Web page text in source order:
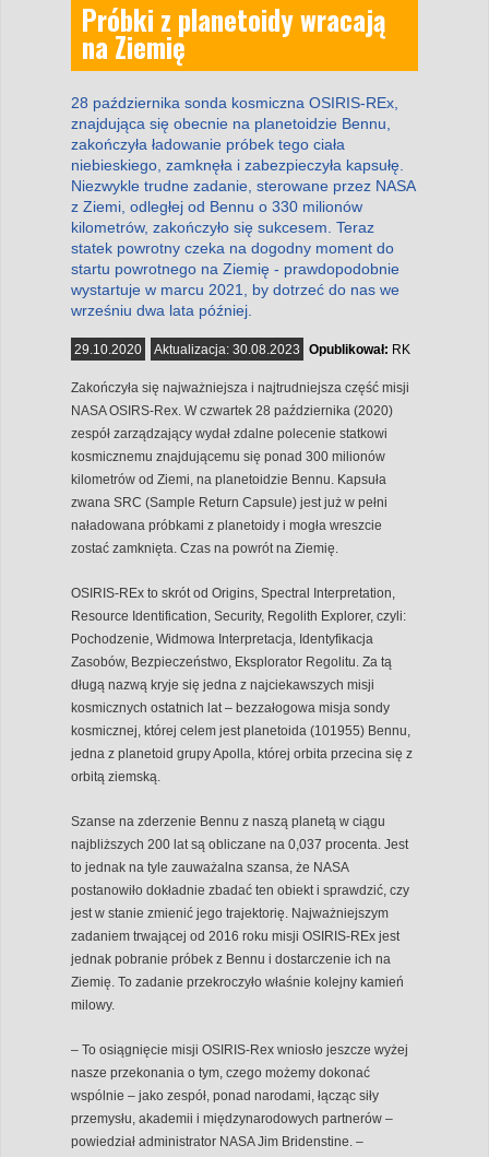
Próbki z planetoidy wracają
na Ziemię
28 października sonda kosmiczna OSIRIS-REx,
znajdująca się obecnie na planetoidzie Bennu,
zakończyła ładowanie próbek tego ciała
niebieskiego, zamknęła i zabezpieczyła kapsułę.
Niezwykle trudne zadanie, sterowane przez NASA
z Ziemi, odległej od Bennu o 330 milionów
kilometrów, zakończyło się sukcesem. Teraz
statek powrotny czeka na dogodny moment do
startu powrotnego na Ziemię - prawdopodobnie
wystartuje w marcu 2021, by dotrzeć do nas we
wrześniu dwa lata później.
29.10.2020 Aktualizacja: 30.08.2023 Opublikował: RK
Zakończyła się najważniejsza i najtrudniejsza część misji
NASA OSIRS-Rex. W czwartek 28 października (2020)
zespół zarządzający wydał zdalne polecenie statkowi
kosmicznemu znajdującemu się ponad 300 milionów
kilometrów od Ziemi, na planetoidzie Bennu. Kapsuła
zwana SRC (Sample Return Capsule) jest już w pełni
naładowana próbkami z planetoidy i mogła wreszcie
zostać zamknięta. Czas na powrót na Ziemię.
OSIRIS-REx to skrót od Origins, Spectral Interpretation,
Resource Identification, Security, Regolith Explorer, czyli:
Pochodzenie, Widmowa Interpretacja, Identyfikacja
Zasobów, Bezpieczeństwo, Eksplorator Regolitu. Za tą
długą nazwą kryje się jedna z najciekawszych misji
kosmicznych ostatnich lat – bezzałogowa misja sondy
kosmicznej, której celem jest planetoida (101955) Bennu,
jedna z planetoid grupy Apolla, której orbita przecina się z
orbitą ziemską.
Szanse na zderzenie Bennu z naszą planetą w ciągu
najbliższych 200 lat są obliczane na 0,037 procenta. Jest
to jednak na tyle zauważalna szansa, że NASA
postanowiło dokładnie zbadać ten obiekt i sprawdzić, czy
jest w stanie zmienić jego trajektorię. Najważniejszym
zadaniem trwającej od 2016 roku misji OSIRIS-REx jest
jednak pobranie próbek z Bennu i dostarczenie ich na
Ziemię. To zadanie przekroczyło właśnie kolejny kamień
milowy.
– To osiągnięcie misji OSIRIS-Rex wniosło jeszcze wyżej
nasze przekonania o tym, czego możemy dokonać
wspólnie – jako zespół, ponad narodami, łącząc siły
przemysłu, akademii i międzynarodowych partnerów –
powiedział administrator NASA Jim Bridenstine. –